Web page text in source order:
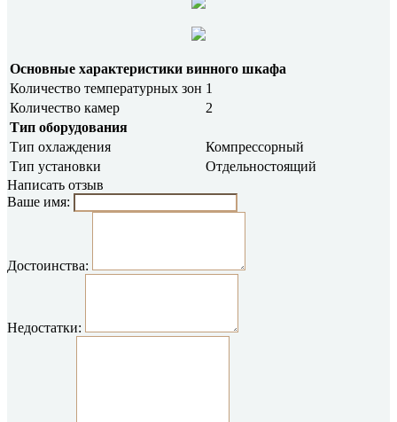
Основные характеристики винного шкафа
Количество температурных зон 1
Количество камер
2
Тип оборудования
Тип охлаждения
Компрессорный
Тип установки
Отдельностоящий
Написать отзыв
Ваше имя:
Достоинства:
Недостатки: